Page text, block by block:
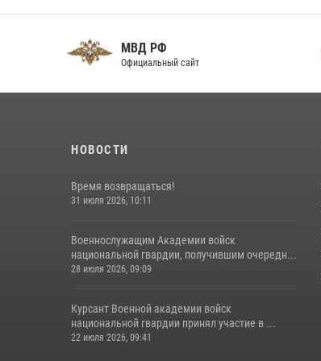
МВД РФ
Официальный сайт
НОВОСТИ
Время возвращаться!
31 июля 2026, 10:11
Военнослужащим Академии войск
национальной гвардии, получившим очередн...
28 июля 2026, 09:09
Курсант Военной академии войск
национальной гвардии принял участие в ...
22 июля 2026, 09:41